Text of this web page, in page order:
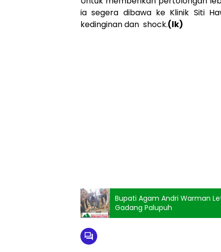
ia segera dibawa ke Klinik Siti
kedinginan dan shock.(lk)
Bupati Agam Andri Warman
Gadang Palupuh